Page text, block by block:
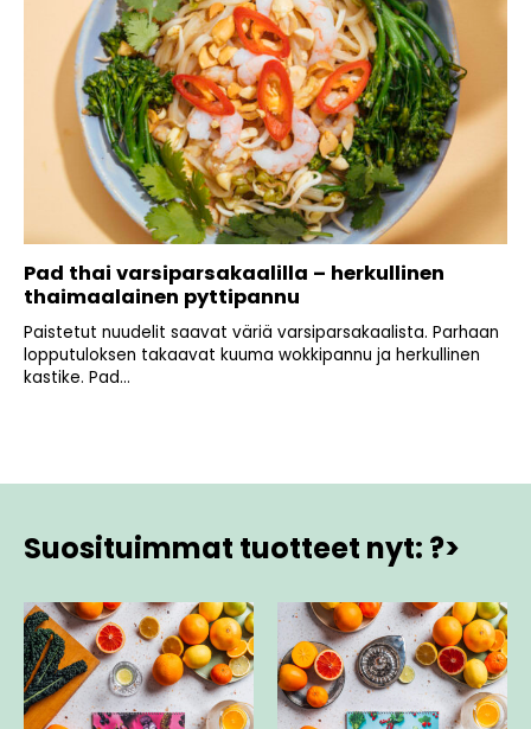
Pad thai varsiparsakaalilla – herkullinen
thaimaalainen pyttipannu
Paistetut nuudelit saavat väriä varsiparsakaalista. Parhaan
lopputuloksen takaavat kuuma wokkipannu ja herkullinen
kastike. Pad...
Suosituimmat tuotteet nyt: ?>